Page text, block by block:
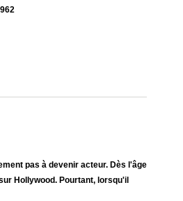
pas à devenir acteur. Dès l'âge
Hollywood. Pourtant, lorsqu'il